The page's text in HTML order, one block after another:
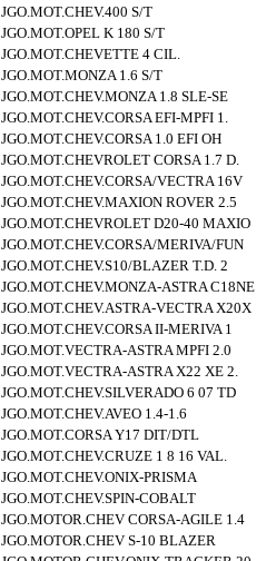
JGO.MOT.CHEV.400 S/T
JGO.MOT.OPEL K 180 S/T
JGO.MOT.CHEVETTE 4 CIL.
JGO.MOT.MONZA 1.6 S/T
JGO.MOT.CHEV.MONZA 1.8 SLE-SE
JGO.MOT.CHEV.CORSA EFI-MPFI 1.
JGO.MOT.CHEV.CORSA 1.0 EFI OH
JGO.MOT.CHEVROLET CORSA 1.7 D.
JGO.MOT.CHEV.CORSA/VECTRA 16V
JGO.MOT.CHEV.MAXION ROVER 2.5
JGO.MOT.CHEVROLET D20-40 MAXIO
JGO.MOT.CHEV.CORSA/MERIVA/FUN
JGO.MOT.CHEV.S10/BLAZER T.D. 2
JGO.MOT.CHEV.MONZA-ASTRA C18NE
JGO.MOT.CHEV.ASTRA-VECTRA X20X
JGO.MOT.CHEV.CORSA II-MERIVA 1
JGO.MOT.VECTRA-ASTRA MPFI 2.0
JGO.MOT.VECTRA-ASTRA X22 XE 2.
JGO.MOT.CHEV.SILVERADO 6 07 TD
JGO.MOT.CHEV.AVEO 1.4-1.6
JGO.MOT.CORSA Y17 DIT/DTL
JGO.MOT.CHEV.CRUZE 1 8 16 VAL.
JGO.MOT.CHEV.ONIX-PRISMA
JGO.MOT.CHEV.SPIN-COBALT
JGO.MOTOR.CHEV CORSA-AGILE 1.4
JGO.MOTOR.CHEV S-10 BLAZER